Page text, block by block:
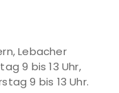
Lebacher
9 bis 13 Uhr,
9 bis 13 Uhr.